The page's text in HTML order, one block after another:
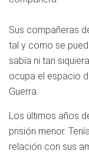
Sus compañeras
tal y como se
sabía ni tan
ocupa el espacio
Guerra.
Los últimos años
prisión menor.
relación con sus